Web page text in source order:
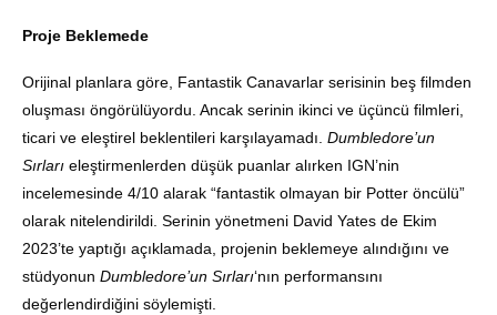
Proje Beklemede
Orijinal planlara göre, Fantastik Canavarlar serisinin beş filmden
oluşması öngörülüyordu. Ancak serinin ikinci ve üçüncü filmleri,
ticari ve eleştirel beklentileri karşılayamadı. Dumbledore’un
Sırları eleştirmenlerden düşük puanlar alırken IGN’nin
incelemesinde 4/10 alarak “fantastik olmayan bir Potter öncülü”
olarak nitelendirildi. Serinin yönetmeni David Yates de Ekim
2023’te yaptığı açıklamada, projenin beklemeye alındığını ve
stüdyonun Dumbledore’un Sırları‘nın performansını
değerlendirdiğini söylemişti.